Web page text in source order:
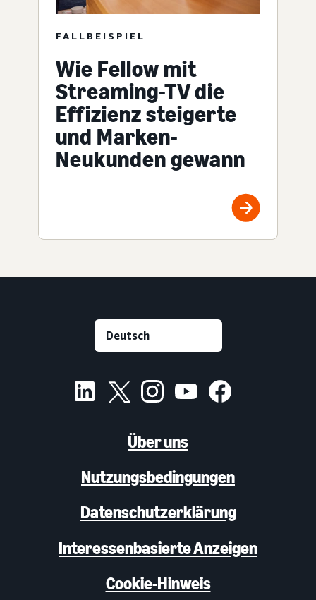
FALLBEISPIEL
Wie Fellow mit
Streaming-TV die
Effizienz steigerte
und Marken-
Neukunden gewann
Über uns
Nutzungsbedingungen
Datenschutzerklärung
Interessenbasierte Anzeigen
Cookie-Hinweis